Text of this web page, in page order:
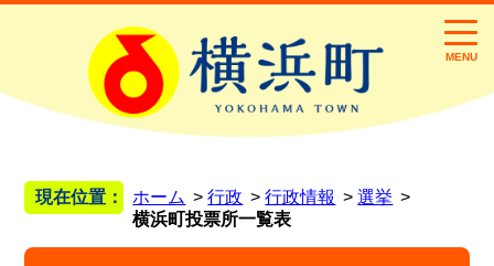
MENU
現在位置： ホーム 行政 行政情報
選挙
横浜町投票所一覧表